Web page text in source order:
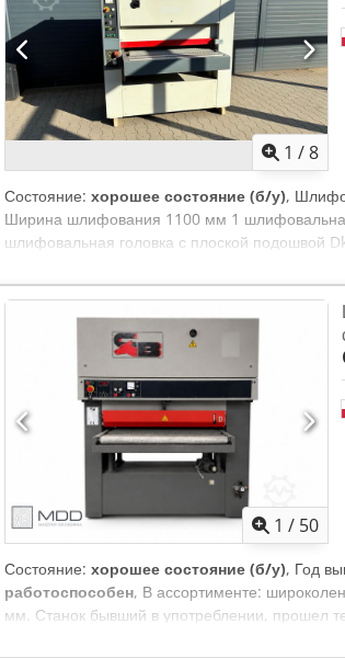
1 /8
Состояние: хорошее состояние (б/у),
Ширина шлифования 1100 мм 1
шлифовальная головка с плоской подошвой
Плавная регулировка скорости подачи
положение стола Измеритель толщины
1 / 50
Состояние: хорошее состояние (б/у), Год
работоспособен, В ассортименте:
мм. Станок бывший в употреблении, прошел
работе. Перед покупкой его можно